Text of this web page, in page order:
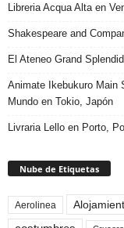
Libreria Acqua Alta en
Shakespeare and
El Ateneo Grand
Animate Ikebukuro Main
Mundo en Tokio, Japón
Livraria Lello en Porto,
Nube de Etiquetas
Aerolinea